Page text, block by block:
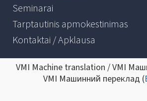
Seminarai
Tarptautinis apmokestinimas
Kontaktai / Apklausa
VMI Machine translation / VMI
VMI Машинний переклад (